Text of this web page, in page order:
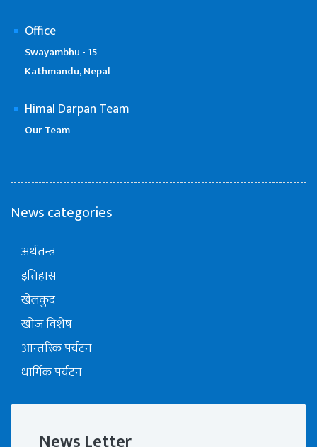
Office
Swayambhu - 15
Kathmandu, Nepal
Himal Darpan Team
Our Team
News categories
अर्थतन्त्र
इतिहास
खेलकुद
खोज विशेष
आन्तरिक पर्यटन
धार्मिक पर्यटन